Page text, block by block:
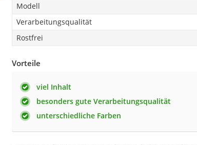
Modell
Verarbeitungsqualität
Rostfrei
Vorteile
viel Inhalt
besonders gute Verarbeitungsqualität
unterschiedliche Farben